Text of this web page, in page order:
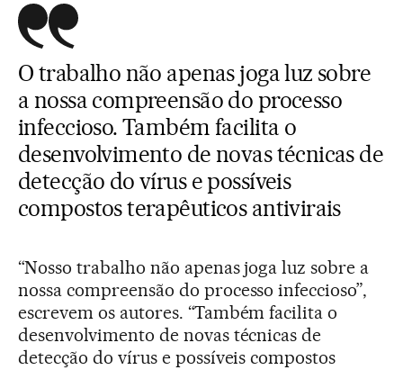
O trabalho não apenas joga luz sobre
a nossa compreensão do processo
infeccioso. Também facilita o
desenvolvimento de novas técnicas de
detecção do vírus e possíveis
compostos terapêuticos antivirais
“Nosso trabalho não apenas joga luz sobre a
nossa compreensão do processo infeccioso”,
escrevem os autores. “Também facilita o
desenvolvimento de novas técnicas de
detecção do vírus e possíveis compostos